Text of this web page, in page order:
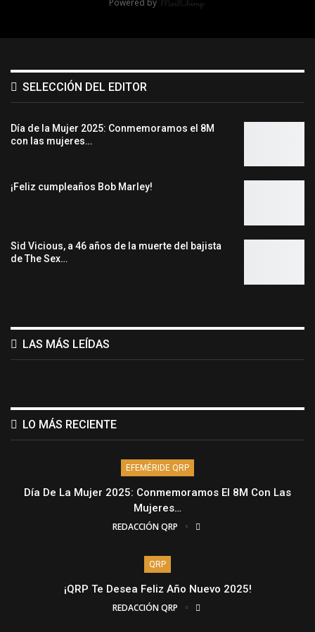
SELECCIÓN DEL EDITOR
Día de la Mujer 2025: Conmemoramos el 8M
con las mujeres…
¡Feliz cumpleaños Bob Marley!
Sid Vicious, a 46 años de la muerte del bajista
de The Sex…
LAS MÁS LEÍDAS
LO MÁS RECIENTE
EFEMÉRIDE QRP
Día De La Mujer 2025: Conmemoramos El 8M Con Las
Mujeres…
REDACCIÓN QRP
QRP
¡QRP Te Desea Feliz Año Nuevo 2025!
REDACCIÓN QRP